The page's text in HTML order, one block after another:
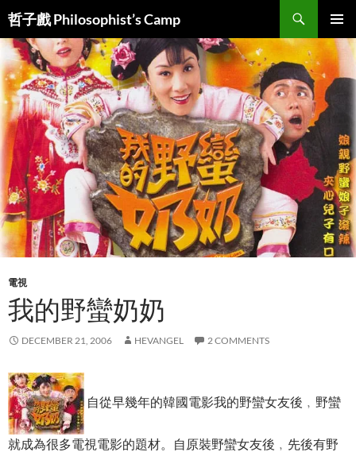
Skip
to
content
哲子戲 Philosophist’s Camp
Search
MENU
電視
我的野蠻奶奶
DECEMBER 21, 2006 HEVANGEL 2 COMMENTS
自從早幾年的韓國電影我的野蠻女友後﹐野蠻
就成為很多電視電影的題材。自原裝野蠻女友後﹐先後有野